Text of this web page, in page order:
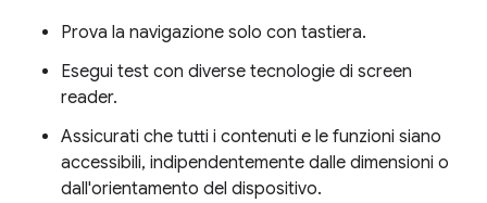
Prova la navigazione solo con tastiera.
Esegui test con diverse tecnologie di screen
reader.
Assicurati che tutti i contenuti e le funzioni siano
accessibili, indipendentemente dalle dimensioni o
dall'orientamento del dispositivo.